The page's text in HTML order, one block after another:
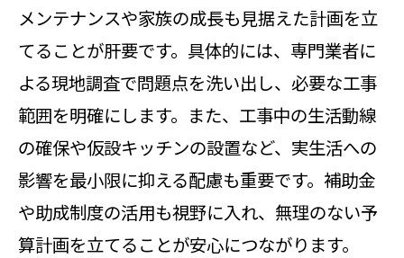
補助金申請に必要な書類と準備方法
リフォームと補助金の併用で賢くリ
ノベ
使い勝手重視なら加須市のリフォームが
最適
リフォームで使い勝手向上を叶える
秘訣
メンテナンスや家族の成長も見据えた計画を立
てることが肝要です。具体的には、専門業者に
よる現地調査で問題点を洗い出し、必要な工事
範囲を明確にします。また、工事中の生活動線
の確保や仮設キッチンの設置など、実生活への
影響を最小限に抑える配慮も重要です。補助金
や助成制度の活用も視野に入れ、無理のない予
算計画を立てることが安心につながります。